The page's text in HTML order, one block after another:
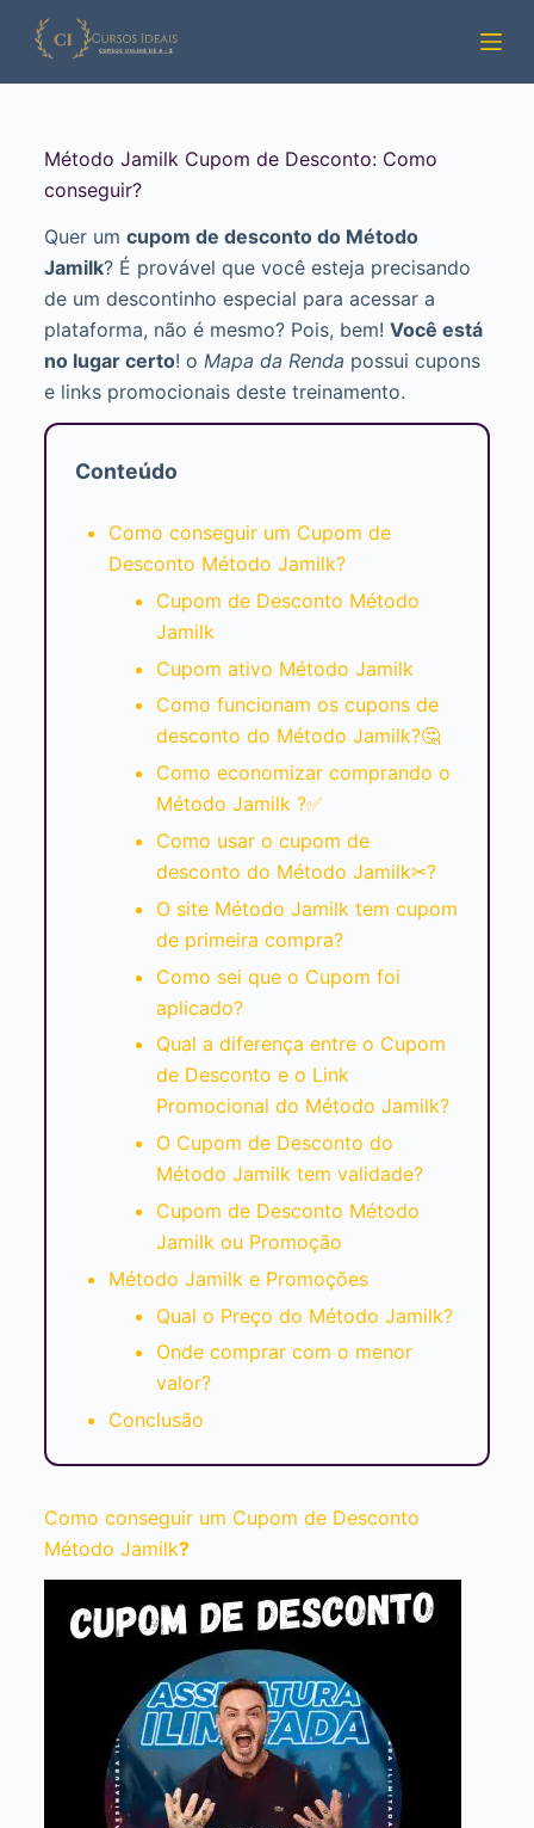
Pular
para
Método Jamilk Cupom de Desconto: Como
conseguir?
Quer um cupom de desconto do Método
Jamilk? É provável que você esteja precisando
de um descontinho especial para acessar a
plataforma, não é mesmo? Pois, bem! Você está
no lugar certo! o Mapa da Renda possui cupons
e links promocionais deste treinamento.
Conteúdo
Como conseguir um Cupom de
Desconto Método Jamilk?
Cupom de Desconto Método
Jamilk
Cupom ativo Método Jamilk
Como funcionam os cupons de
desconto do Método Jamilk?🤔
Como economizar comprando o
Método Jamilk ?✅
Como usar o cupom de
desconto do Método Jamilk✂?
O site Método Jamilk tem cupom
de primeira compra?
Como sei que o Cupom foi
aplicado?
Qual a diferença entre o Cupom
de Desconto e o Link
Promocional do Método Jamilk?
O Cupom de Desconto do
Método Jamilk tem validade?
Cupom de Desconto Método
Jamilk ou Promoção
Método Jamilk e Promoções
Qual o Preço do Método Jamilk?
Onde comprar com o menor
valor?
Conclusão
Como conseguir um Cupom de Desconto
Método Jamilk?